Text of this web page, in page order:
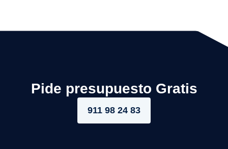
Pide presupuesto Gratis
911 98 24 83